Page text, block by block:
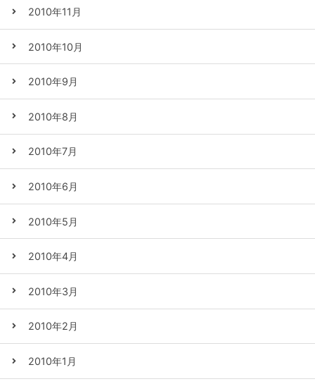
2010年11月
2010年10月
2010年9月
2010年8月
2010年7月
2010年6月
2010年5月
2010年4月
2010年3月
2010年2月
2010年1月